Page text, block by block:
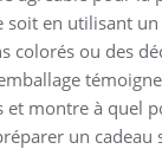
soit en utilisant
colorés ou des
et montre à quel
un cadeau